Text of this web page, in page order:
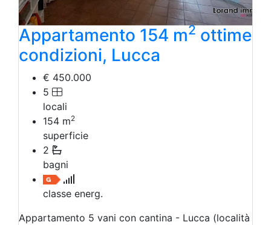
Appartamento 154 m2 ottime
condizioni, Lucca
€ 450.000
5
locali
154 m2
superficie
2
bagni
classe energ.
Appartamento 5 vani con cantina - Lucca (località